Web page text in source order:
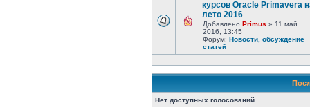
курсов Oracle Primavera
лето 2016
Добавлено Primus » 11 май
2016, 13:45
Форум: Новости, обсуждение
статей
Нет доступных голосований